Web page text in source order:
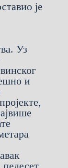
је
Уз
и